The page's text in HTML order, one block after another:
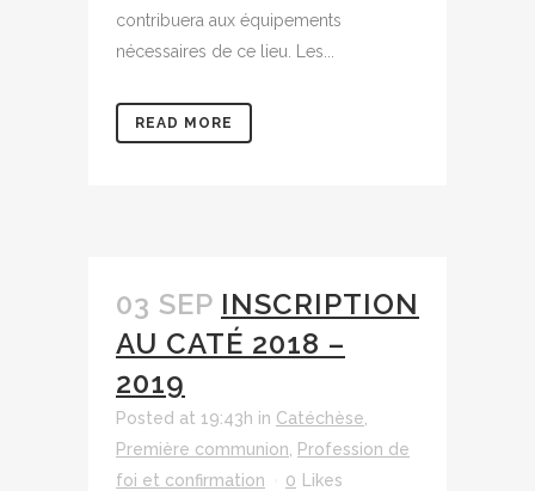
contribuera aux équipements
nécessaires de ce lieu. Les...
READ MORE
03 SEP INSCRIPTION
AU CATÉ 2018 –
2019
Posted at 19:43h in Catéchèse
Première communion
Profession de
foi et confirmation
0 Likes